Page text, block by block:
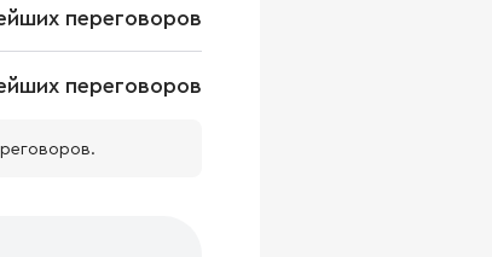
переговоров
переговоров